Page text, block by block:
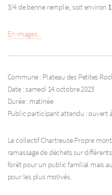
3/4 de benne remplie, soit environ
En images...
Commune : Plateau des Petites
Date : samedi 14 octobre 2023
Durée : matinée
Public participant attendu : ouvert
Le collectif Chartreuse Propre
ramassage de déchets sur
forêt pour un public familial mais
pour les plus motivés.